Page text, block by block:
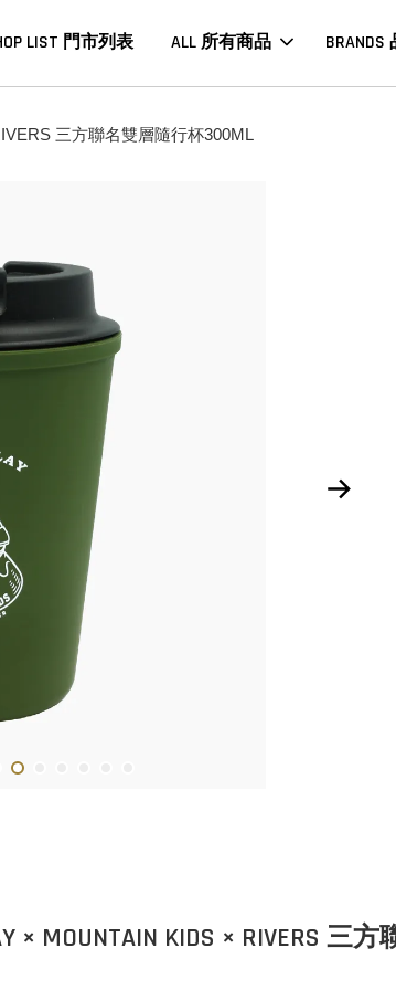
LIST 門市列表 ALL 所有商品 BRANDS
三方聯名雙層隨行杯300ML
× MOUNTAIN KIDS × RIVERS 三